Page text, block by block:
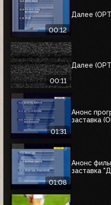
00:12
Далее
00:11
Далее
01:31
Анонс
заставка
01:08
Анонс
заставка